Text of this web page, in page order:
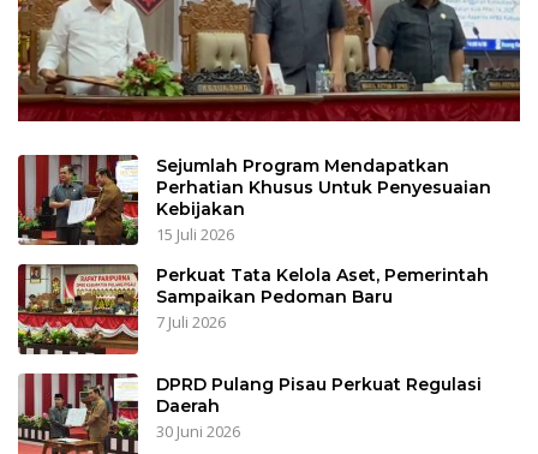
Sejumlah Program Mendapatkan
Perhatian Khusus Untuk Penyesuaian
Kebijakan
15 Juli 2026
Perkuat Tata Kelola Aset, Pemerintah
Sampaikan Pedoman Baru
7 Juli 2026
DPRD Pulang Pisau Perkuat Regulasi
Daerah
30 Juni 2026